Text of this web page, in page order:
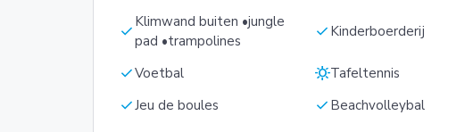
check Klimwand buiten •jungle
pad •trampolines
check Kinderboerderij
checkVoetbal sunnyTafeltennis
checkJeu de boules check Beachvolleybal